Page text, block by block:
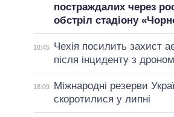
постраждалих через
обстріл стадіону
18:45
Чехія посилить захист
після інциденту з
18:09
Міжнародні резерви
скоротилися у липні